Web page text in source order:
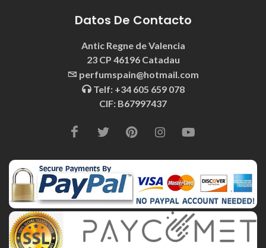
Datos De Contacto
Antic Regne de Valencia
23 CP 46196 Catadau
perfumspain@hotmail.com
Telf: +34 605 659 078
CIF: B67997437